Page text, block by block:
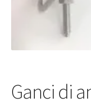
Ganci di